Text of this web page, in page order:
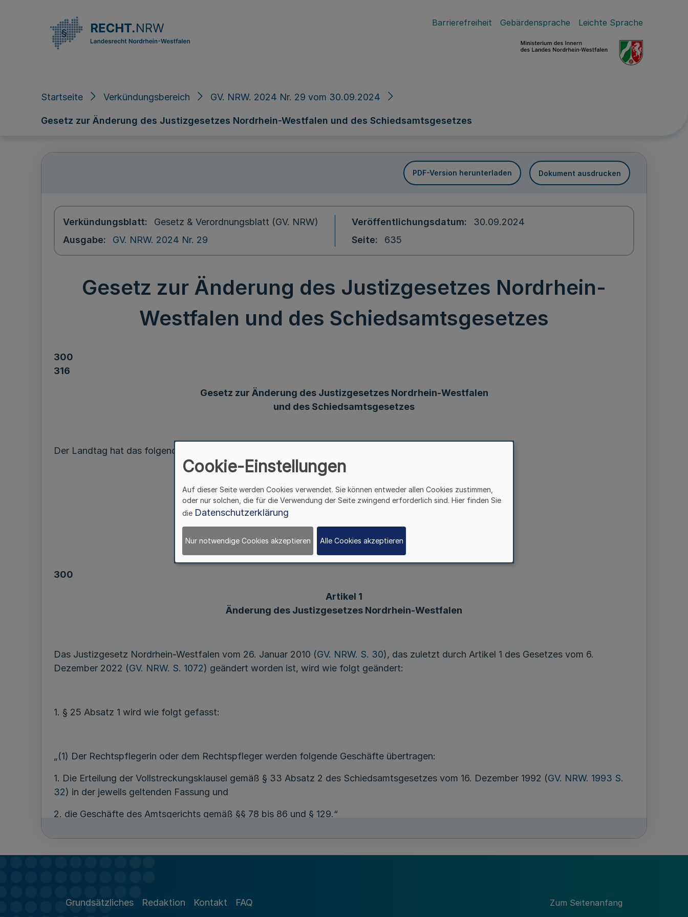
Barrierefreiheit Gebärdensprache Leichte Sprache
Startseite Verkündungsbereich GV. NRW. 2024 Nr. 29 vom 30.09.2024
Gesetz zur Änderung des Justizgesetzes Nordrhein-Westfalen und des Schiedsamtsgesetzes
PDF-Version herunterladen Dokument ausdrucken
Verkündungsblatt
Gesetz & Verordnungsblatt (GV. NRW)
Ausgabe
GV. NRW. 2024 Nr. 29
Veröffentlichungsdatum
30.09.2024
Seite
635
Gesetz zur Änderung des Justizgesetzes Nordrhein-
Westfalen und des Schiedsamtsgesetzes
300
316
Gesetz zur Änderung des Justizgesetzes Nordrhein-Westfalen
und des Schiedsamtsgesetzes
Der Landtag hat das folgende Gesetz beschlossen, das hiermit verkündet wird:
Gesetz zur Änderung des Justizgesetzes Nordrhein-Westfalen
und des Schiedsamtsgesetzes
Vom 17. September 2024
300
Artikel 1
Änderung des Justizgesetzes Nordrhein-Westfalen
Das Justizgesetz Nordrhein-Westfalen vom 26. Januar 2010 (GV. NRW. S. 30), das zuletzt durch Artikel 1 des Gesetzes vom 6.
Dezember 2022 (GV. NRW. S. 1072) geändert worden ist, wird wie folgt geändert:
1. § 25 Absatz 1 wird wie folgt gefasst:
„(1) Der Rechtspflegerin oder dem Rechtspfleger werden folgende Geschäfte übertragen:
1. Die Erteilung der Vollstreckungsklausel gemäß § 33 Absatz 2 des Schiedsamtsgesetzes vom 16. Dezember 1992 (GV. NRW. 1993 S.
32) in der jeweils geltenden Fassung und
2. die Geschäfte des Amtsgerichts gemäß §§ 78 bis 86 und § 129.“
2. § 29 wird wie folgt geändert:
a) In Nummer 3 Buchstabe e) wird der Punkt am Ende durch ein Semikolon ersetzt.
Grundsätzliches Redaktion Kontakt FAQ Zum Seitenanfang
Cookie-Einstellungen
Auf dieser Seite werden Cookies verwendet. Sie können entweder allen Cookies zustimmen,
oder nur solchen, die für die Verwendung der Seite zwingend erforderlich sind. Hier finden Sie
die Datenschutzerklärung
Nur notwendige Cookies akzeptieren Alle Cookies akzeptieren